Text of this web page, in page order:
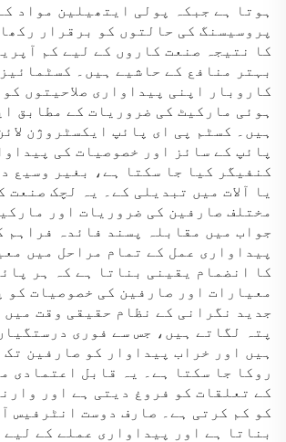
ہوتا ہے جبکہ پولی ایتھیلین مواد
پروسیسنگ کی حالتوں کو برقرار
کا نتیجہ صنعت کاروں کے لیے کم
بہتر منافع کے حاشیے ہیں۔
کاروبار اپنی پیداواری صلاحیتوں
ہوئی مارکیٹ کی ضروریات کے مطابق
ہیں۔ کسٹم پی ای پائپ ایکسٹروژن
پائپ کے سائز اور خصوصیات کی
کنفیگر کیا جا سکتا ہے، بغیر وسیع
یا آلات میں تبدیلی کے۔ یہ لچک صنعت
مختلف صارفین کی ضروریات اور
جواب میں مقابلہ پسند فائدہ فراہم
پیداواری عمل کے تمام مراحل میں
کا انضمام یقینی بناتا ہے کہ ہر
معیارات اور صارفین کی خصوصیات کو
جدید نگرانی کے نظام حقیقی وقت میں
پتہ لگاتے ہیں، جس سے فوری
ہیں اور خراب پیداوار کو صارفین
روکا جا سکتا ہے۔ یہ قابل اعتمادی
کے تعلقات کو فروغ دیتی ہے اور
کو کم کرتی ہے۔ صارف دوست انٹرفیس
بناتا ہے اور پیداواری عملے کے لیے